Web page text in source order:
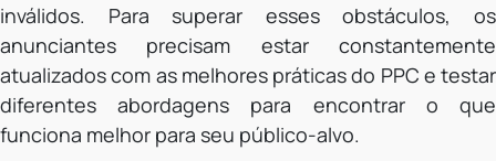
inválidos. Para superar esses obstáculos, os
anunciantes precisam estar constantemente
atualizados com as melhores práticas do PPC e testar
diferentes abordagens para encontrar o que
funciona melhor para seu público-alvo.